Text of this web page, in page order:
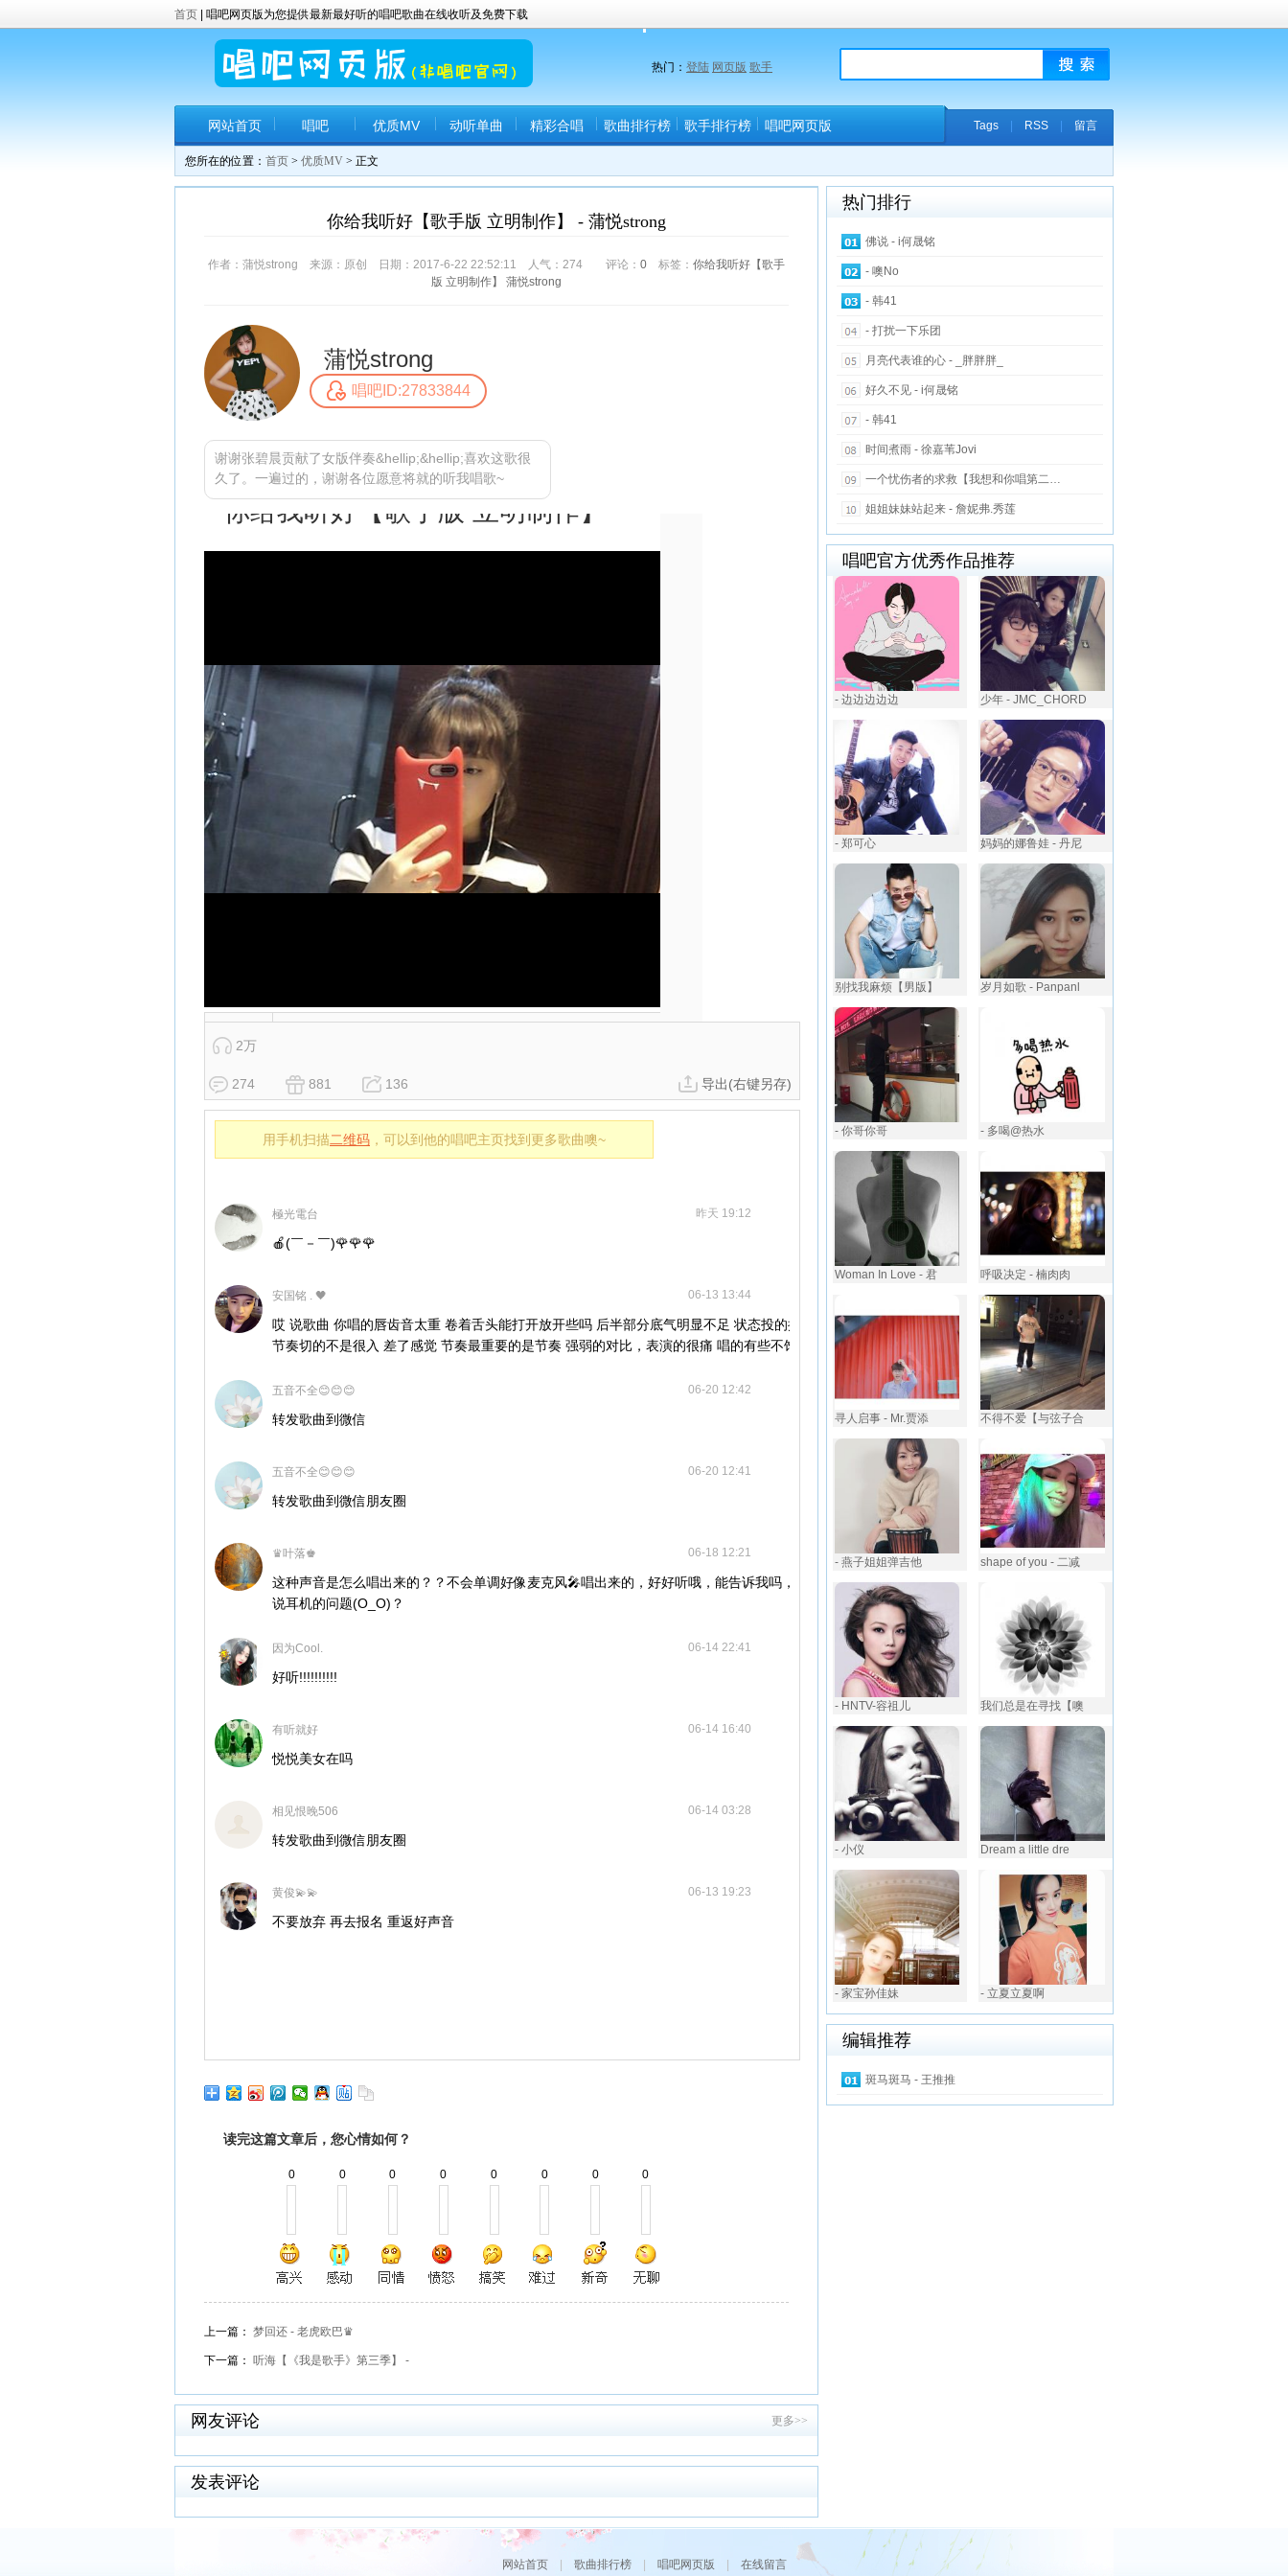
首页 | 唱吧网页版为您提供最新最好听的唱吧歌曲在线收听及免费下载
热门： 登陆 网页版 歌手
网站首页 唱吧 优质MV 动听单曲 精彩合唱 歌曲排行榜 歌手排行榜 唱吧网页版 Tags| RSS| 留言
您所在的位置： 首页 > 优质MV > 正文
你给我听好【歌手版 立明制作】 - 蒲悦strong
作者：蒲悦strong 来源：原创 日期：2017-6-22 22:52:11 人气： 274 评论： 0 标签： 你给我听好【歌手
版 立明制作】 蒲悦strong
蒲悦strong
唱吧ID:27833844
谢谢张碧晨贡献了女版伴奏&hellip;&hellip;喜欢这歌很
久了。一遍过的，谢谢各位愿意将就的听我唱歌~
2万
274 881 136 导出(右键另存)
用手机扫描二维码 ，可以到他的唱吧主页找到更多歌曲噢~
極光電台 昨天 19:12
🍎(￣－￣)🌹🌹🌹
安国铭 . 🖤 06-13 13:44
哎 说歌曲 你唱的唇齿音太重 卷着舌头能打开放开些吗 后半部分底气明显不足 状态投的挺入 歌的
节奏切的不是很入 差了感觉 节奏最重要的是节奏 强弱的对比，表演的很痛 唱的有些不饱满 平 。
五音不全😊😊😊 06-20 12:42
转发歌曲到微信
五音不全😊😊😊 06-20 12:41
转发歌曲到微信朋友圈
♛叶落♚ 06-18 12:21
这种声音是怎么唱出来的？？不会单调好像麦克风🎤唱出来的，好好听哦，能告诉我吗，？还是
说耳机的问题(O_O)？
因为Cool. 06-14 22:41
好听!!!!!!!!!!
有听就好 06-14 16:40
悦悦美女在吗
相见恨晚506 06-14 03:28
转发歌曲到微信朋友圈
黄俊💫💫 06-13 19:23
不要放弃 再去报名 重返好声音
读完这篇文章后，您心情如何？
0 0 0 0 0 0 0 0
上一篇： 梦回还 - 老虎欧巴♛
下一篇： 听海【《我是歌手》第三季】 -
更多>>
网友评论
发表评论
热门排行
佛说 - i何晟铭
- 噢No
- 韩41
- 打扰一下乐团
月亮代表谁的心 - _胖胖胖_
好久不见 - i何晟铭
- 韩41
时间煮雨 - 徐嘉苇Jovi
一个忧伤者的求救【我想和你唱第二…
姐姐妹妹站起来 - 詹妮弗.秀莲
唱吧官方优秀作品推荐
- 边边边边边 少年 - JMC_CHORD
- 郑可心 妈妈的娜鲁娃 - 丹尼
别找我麻烦【男版】 岁月如歌 - Panpanl
- 你哥你哥 - 多喝@热水
Woman In Love - 君 呼吸决定 - 楠肉肉
寻人启事 - Mr.贾添 不得不爱【与弦子合
- 燕子姐姐弹吉他 shape of you - 二减
- HNTV-容祖儿 我们总是在寻找【噢
- 小仪 Dream a little dre
- 家宝孙佳妹 - 立夏立夏啊
编辑推荐
斑马斑马 - 王推推
网站首页| 歌曲排行榜| 唱吧网页版 在线留言